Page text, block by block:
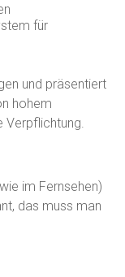
für
und präsentiert
hohem
Verpflichtung.
im Fernsehen)
das muss man